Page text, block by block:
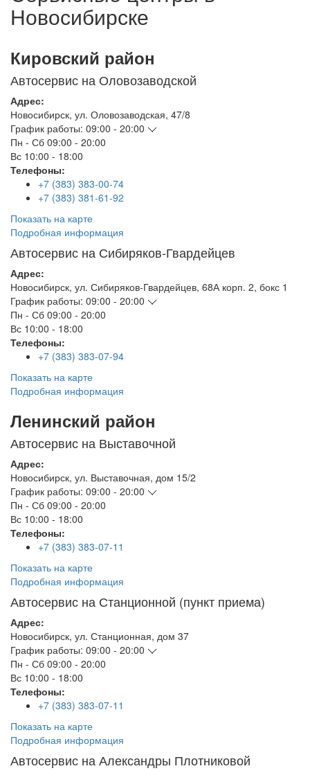
Новосибирске
Кировский район
Автосервис на Оловозаводской
Адрес:
Новосибирск, ул. Оловозаводская, 47/8
График работы: 09:00 - 20:00
Пн - Сб 09:00 - 20:00
Вс 10:00 - 18:00
Телефоны:
+7 (383) 383-00-74
+7 (383) 381-61-92
Показать на карте
Подробная информация
Автосервис на Сибиряков-Гвардейцев
Адрес:
Новосибирск, ул. Сибиряков-Гвардейцев, 68А корп. 2, бокс 1
График работы: 09:00 - 20:00
Пн - Сб 09:00 - 20:00
Вс 10:00 - 18:00
Телефоны:
+7 (383) 383-07-94
Показать на карте
Подробная информация
Ленинский район
Автосервис на Выставочной
Адрес:
Новосибирск, ул. Выставочная, дом 15/2
График работы: 09:00 - 20:00
Пн - Сб 09:00 - 20:00
Вс 10:00 - 18:00
Телефоны:
+7 (383) 383-07-11
Показать на карте
Подробная информация
Автосервис на Станционной (пункт приема)
Адрес:
Новосибирск, ул. Станционная, дом 37
График работы: 09:00 - 20:00
Пн - Сб 09:00 - 20:00
Вс 10:00 - 18:00
Телефоны:
+7 (383) 383-07-11
Показать на карте
Подробная информация
Автосервис на Александры Плотниковой